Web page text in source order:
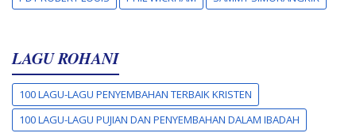
LAGU ROHANI
100 LAGU-LAGU PENYEMBAHAN TERBAIK KRISTEN
100 LAGU-LAGU PUJIAN DAN PENYEMBAHAN DALAM IBADAH